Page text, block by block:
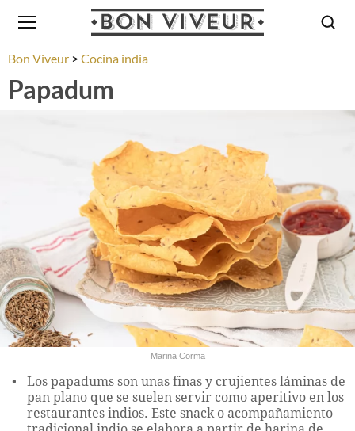
Bon Viveur Cocina india
Papadum
Marina Corma
Los papadums son unas finas y crujientes láminas de
pan plano que se suelen servir como aperitivo en los
restaurantes indios. Este snack o acompañamiento